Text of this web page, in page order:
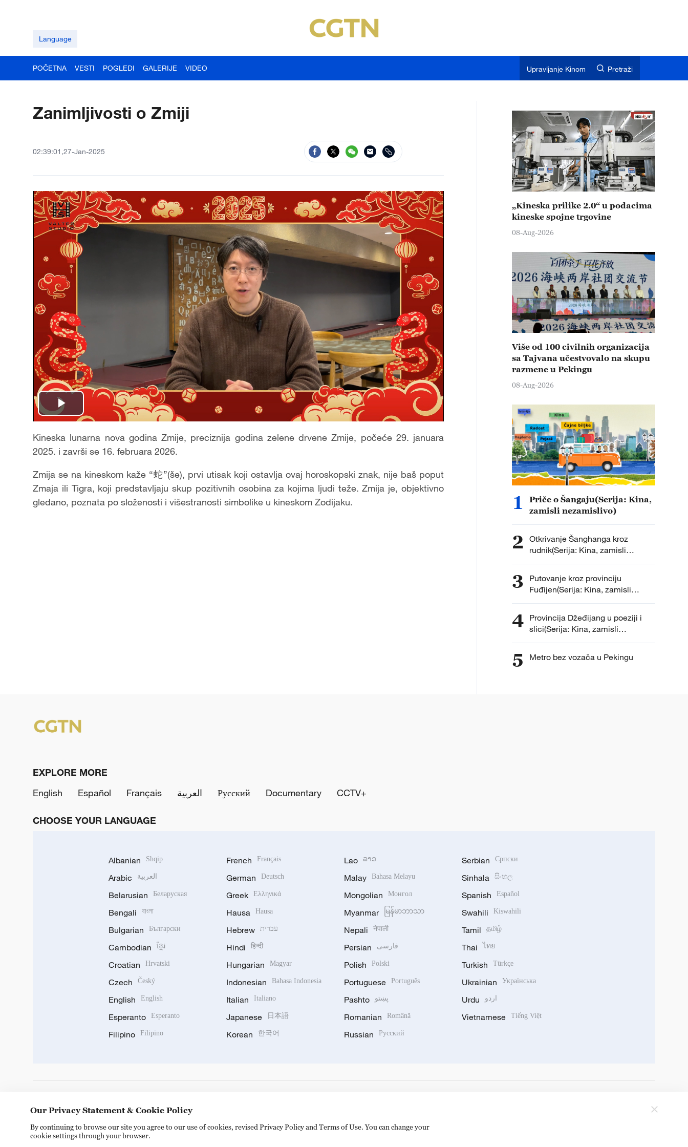
Language
POČETNA VESTI POGLEDI GALERIJE VIDEO Upravljanje Kinom Pretraži
Zanimljivosti o Zmiji
02:39:01,27-Jan-2025
Play
Video
Kineska lunarna nova godina Zmije, preciznija godina zelene drvene Zmije, počeće29. januara
2025. i završi se 16. februara 2026.
Zmija se na kineskom kaže “蛇”(še), prvi utisak koji ostavlja ovaj horoskopski znak, nije baš poput
Zmaja ili Tigra, koji predstavljaju skup pozitivnih osobina za kojima ljudi teže. Zmija je, objektivno
gledano, poznata po složenosti i višestranosti simbolike u kineskom Zodijaku.
„Kineska prilike 2.0“ u podacima
kineske spojne trgovine
08-Aug-2026
Više od 100 civilnih organizacija
sa Tajvana učestvovalo na skupu
razmene u Pekingu
08-Aug-2026
1
Priče o Šangaju(Serija: Kina,
zamisli nezamislivo)
2 Otkrivanje Šanghanga kroz
rudnik(Serija: Kina, zamisli
nezamislivo )
3
Putovanje kroz provinciju
Fuđijen(Serija: Kina, zamisli
nezamislivo)
4 Provincija Džeđijang u poeziji i
slici(Serija: Kina, zamisli
nezamislivo)
5 Metro bez vozača u Pekingu
EXPLORE MORE
English
Español Français العربية Русский Documentary CCTV+
CHOOSE YOUR LANGUAGE
Albanian Shqip
Arabic العربية
Belarusian Беларуская
Bengali বাংলা
Bulgarian Български
Cambodian ខ្មែរ
Croatian Hrvatski
Czech Český
English English
Esperanto Esperanto
Filipino Filipino
French Français
German Deutsch
Greek Ελληνικά
Hausa Hausa
Hebrew עברית
Hindi हिन्दी
Hungarian Magyar
Indonesian Bahasa Indonesia
Italian Italiano
Japanese 日本語
Korean 한국어
Lao ລາວ
Malay Bahasa Melayu
Mongolian Монгол
Myanmar မြန်မာဘာသာ
Nepali नेपाली
Persian فارسی
Polish Polski
Portuguese Português
Pashto پښتو
Romanian Română
Russian Русский
Serbian Српски
Sinhala සිංහල
Spanish Español
Swahili Kiswahili
Tamil தமிழ்
Thai ไทย
Turkish Türkçe
Ukrainian Українська
Urdu اردو
Vietnamese Tiếng Việt
Our Privacy Statement & Cookie Policy
By continuing to browse our site you agree to our use of cookies, revised Privacy Policy and Terms of Use. You can change your
cookie settings through your browser.